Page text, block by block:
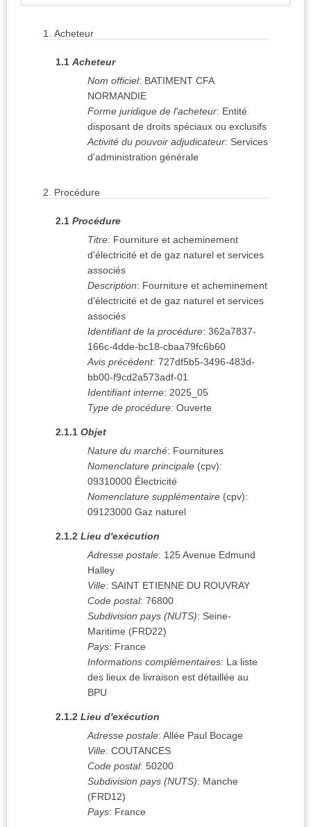
1. Acheteur
1.1 Acheteur
Nom officiel: BATIMENT CFA
NORMANDIE
Forme juridique de l'acheteur: Entité
disposant de droits spéciaux ou exclusifs
Activité du pouvoir adjudicateur: Services
d'administration générale
2. Procédure
2.1 Procédure
Titre: Fourniture et acheminement
d'électricité et de gaz naturel et services
associés
Description: Fourniture et acheminement
d'électricité et de gaz naturel et services
associés
Identifiant de la procédure: 362a7837-
166c-4dde-bc18-cbaa79fc6b60
Avis précédent: 727df5b5-3496-483d-
bb00-f9cd2a573adf-01
Identifiant interne: 2025_05
Type de procédure: Ouverte
2.1.1 Objet
Nature du marché: Fournitures
Nomenclature principale (cpv):
09310000 Électricité
Nomenclature supplémentaire (cpv):
09123000 Gaz naturel
2.1.2 Lieu d'exécution
Adresse postale: 125 Avenue Edmund
Halley
Ville: SAINT ETIENNE DU ROUVRAY
Code postal: 76800
Subdivision pays (NUTS): Seine-
Maritime (FRD22)
Pays: France
Informations complémentaires: La liste
des lieux de livraison est détaillée au
BPU
2.1.2 Lieu d'exécution
Adresse postale: Allée Paul Bocage
Ville: COUTANCES
Code postal: 50200
Subdivision pays (NUTS): Manche
(FRD12)
Pays: France